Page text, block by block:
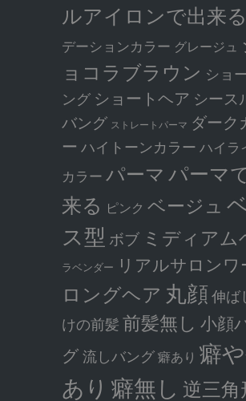
ルアイロンで出来る
デーションカラー グレージュ
ョコラブラウン ショ
ング ショートヘア シース
バング ストレートパーマ ダーク
ー ハイトーンカラー ハイラ
カラー パーマ パーマ
来る ピンク ベージュ
ス型 ボブ ミディアム
ラベンダー リアルサロンワ
ロングヘア 丸顔伸ば
けの前髪前髪無し 小顔
グ流しバング癖あり 癖
あり 癖無し 逆三角